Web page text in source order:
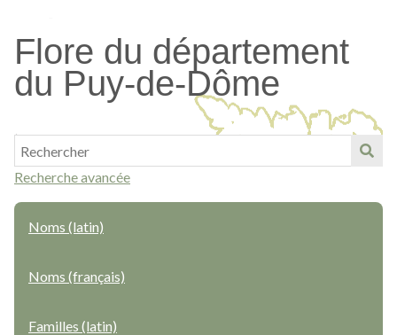
contenu
principal
Flore du département
du Puy-de-Dôme
Recherche avancée
Noms (latin)
Noms (français)
Familles (latin)